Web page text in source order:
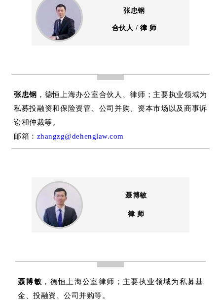
张忠钢
合伙人 / 律 师
张忠钢 ，德恒上海办公室合伙人、律师；主要执业领域为
私募投融资和保险资管、公司并购、资本市场以及商事诉
讼和仲裁等。
邮箱： zhangzg@dehenglaw.com
聂博敏
律 师
聂博敏 ，德恒上海公室律师；主要执业领域为私募基
金、投融资、公司并购等。